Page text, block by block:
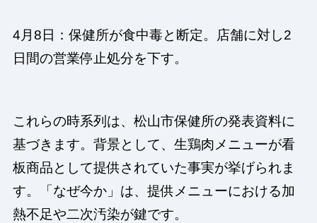
4月8日：保健所が食中毒と断定。店舗に対し2
日間の営業停止処分を下す。
これらの時系列は、松山市保健所の発表資料に
基づきます。背景として、生鶏肉メニューが看
板商品として提供されていた事実が挙げられま
す。「なぜ今か」は、提供メニューにおける加
熱不足や二次汚染が鍵です。